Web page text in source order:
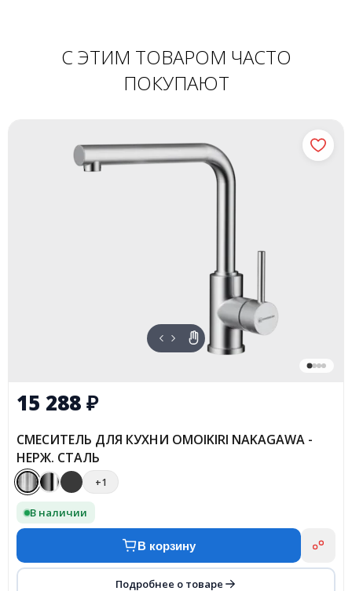
С ЭТИМ ТОВАРОМ ЧАСТО
ПОКУПАЮТ
15 288₽
СМЕСИТЕЛЬ ДЛЯ КУХНИ OMOIKIRI NAKAGAWA -
НЕРЖ. СТАЛЬ
+1
В наличии
В корзину
Подробнее о товаре